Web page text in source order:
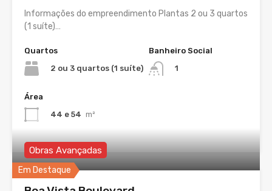
Informações do empreendimento Plantas 2 ou 3 quartos
(1 suíte)…
Quartos
2 ou 3 quartos (1 suíte)
Banheiro Social
1
Área
44 e 54 m²
Em Destaque
Obras Avançadas